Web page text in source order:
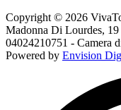
Copyright © 2026
Madonna Di Lourdes,
04024210751 - Camera
Powered by Envision